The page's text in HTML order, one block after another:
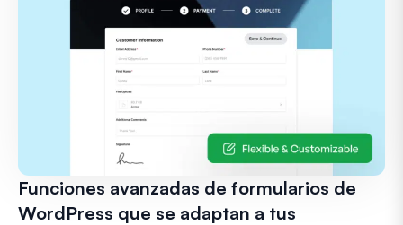
Funciones avanzadas de formularios de
WordPress que se adaptan a tus